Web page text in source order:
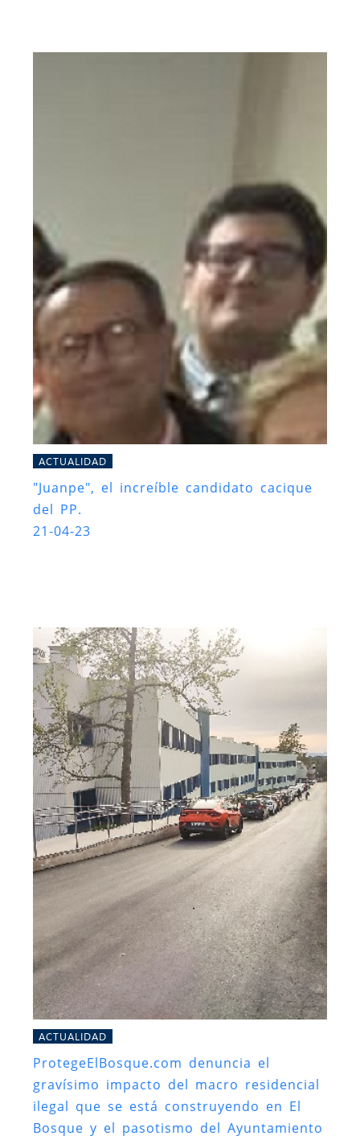
ACTUALIDAD
"Juanpe", el increíble candidato cacique
del PP.
21-04-23
ACTUALIDAD
ProtegeElBosque.com denuncia el
gravísimo impacto del macro residencial
ilegal que se está construyendo en El
Bosque y el pasotismo del Ayuntamiento